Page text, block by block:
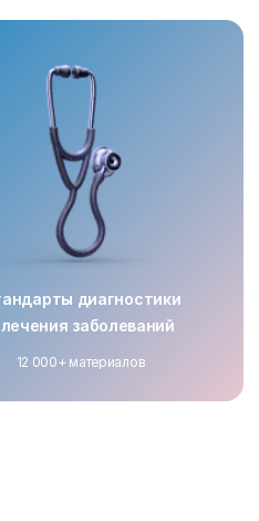
диагностики
заболеваний
12 000+ материалов